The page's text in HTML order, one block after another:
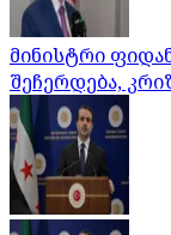
მინისტრი
შეჩერდება,